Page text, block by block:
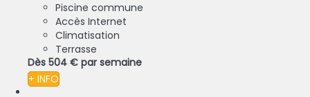
Piscine commune
Accès Internet
Climatisation
Terrasse
Dès 504 € par semaine
+ INFO